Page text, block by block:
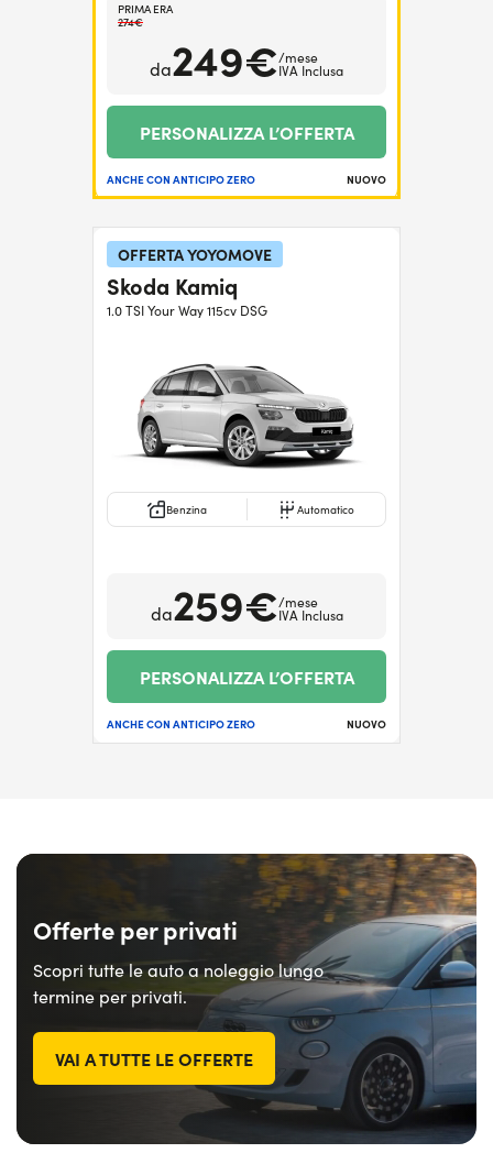
PRIMA ERA
274€
da249€/mese
IVA Inclusa
PERSONALIZZA L’OFFERTA
ANCHE CON ANTICIPO ZERO NUOVO
OFFERTA YOYOMOVE
Skoda Kamiq
1.0 TSI Your Way 115cv DSG
Benzina Automatico
da259€/mese
IVA Inclusa
PERSONALIZZA L’OFFERTA
ANCHE CON ANTICIPO ZERO NUOVO
Offerte per privati
Scopri tutte le auto a noleggio lungo
termine per privati.
VAI A TUTTE LE OFFERTE